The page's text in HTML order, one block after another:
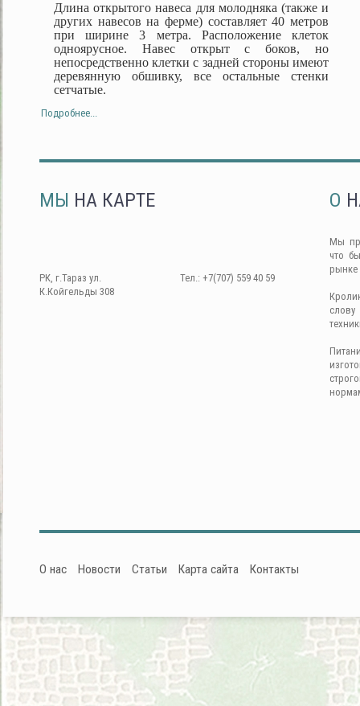
Длина открытого навеса для молодняка (также и
других навесов на ферме) составляет 40 метров
при ширине 3 метра. Расположение клеток
одноярусное. Навес открыт с боков, но
непосредственно клетки с задней стороны имеют
деревянную обшивку, все остальные стенки
сетчатые.
Подробнее...
МЫ НА КАРТЕ
РК, г.Тараз ул.
К.Койгельды 308
Тел.: +7(707) 559 40 59
О
Мы
что
рынке
О нас Новости Статьи Карта сайта Контакты